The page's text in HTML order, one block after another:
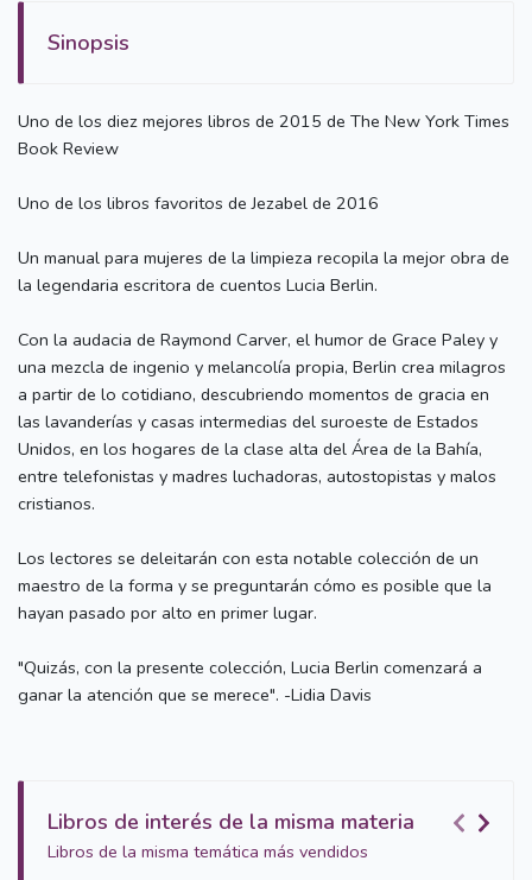
Sinopsis
Uno de los diez mejores libros de 2015 de The New York Times
Book Review
Uno de los libros favoritos de Jezabel de 2016
Un manual para mujeres de la limpieza recopila la mejor obra de
la legendaria escritora de cuentos Lucia Berlin.
Con la audacia de Raymond Carver, el humor de Grace Paley y
una mezcla de ingenio y melancolía propia, Berlin crea milagros
a partir de lo cotidiano, descubriendo momentos de gracia en
las lavanderías y casas intermedias del suroeste de Estados
Unidos, en los hogares de la clase alta del Área de la Bahía,
entre telefonistas y madres luchadoras, autostopistas y malos
cristianos.
Los lectores se deleitarán con esta notable colección de un
maestro de la forma y se preguntarán cómo es posible que la
hayan pasado por alto en primer lugar.
"Quizás, con la presente colección, Lucia Berlin comenzará a
ganar la atención que se merece". -Lidia Davis
Libros de interés de la misma materia
Libros de la misma temática más vendidos